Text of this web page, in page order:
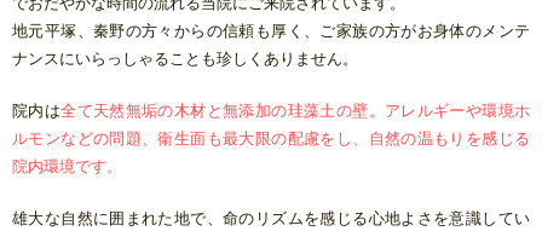
地元平塚、秦野の方々からの信頼も厚く、ご家族の方がお身体のメンテ
ナンスにいらっしゃることも珍しくありません。
院内は全て天然無垢の木材と無添加の珪藻土の壁。 アレルギーや環境ホ
ルモンなどの問題、衛生面も最大限の配慮をし、自然の温もりを感じる
院内環境です。
雄大な自然に囲まれた地で、命のリズムを感じる心地よさを意識してい